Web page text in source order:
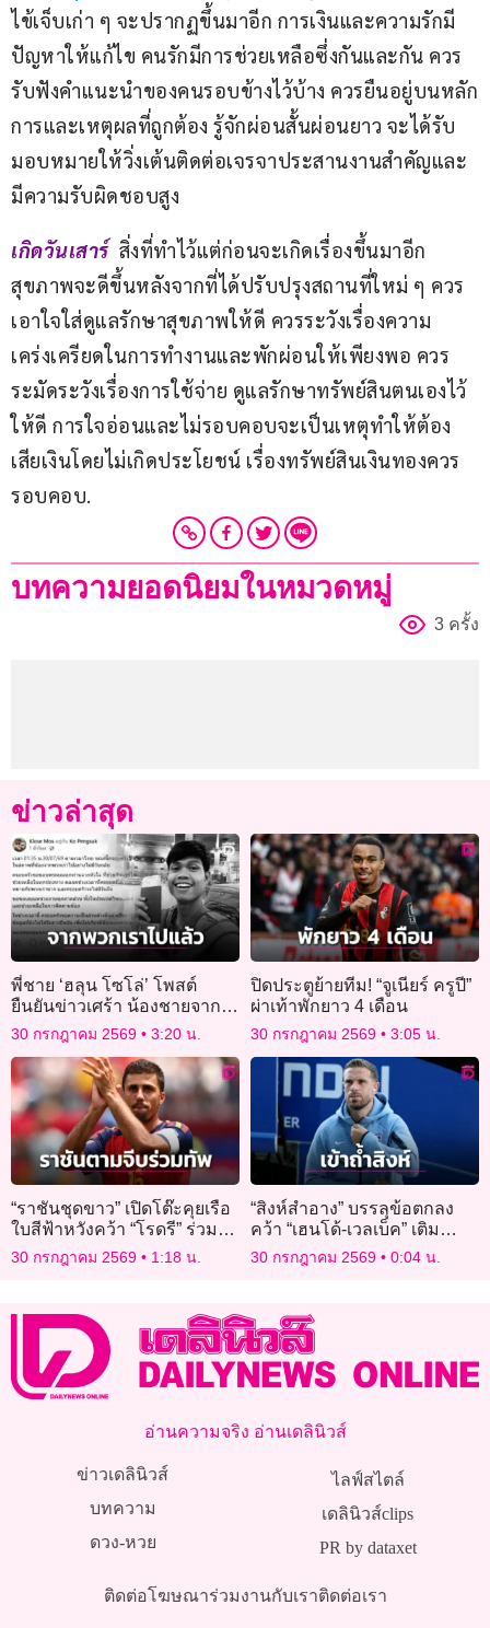
ไข้เจ็บเก่า ๆ จะปรากฏขึ้นมาอีก การเงินและความรักมี
ปัญหาให้แก้ไข คนรักมีการช่วยเหลือซึ่งกันและกัน ควร
รับฟังคำแนะนำของคนรอบข้างไว้บ้าง ควรยืนอยู่บนหลัก
การและเหตุผลที่ถูกต้อง รู้จักผ่อนสั้นผ่อนยาว จะได้รับ
มอบหมายให้วิ่งเต้นติดต่อเจรจาประสานงานสำคัญและ
มีความรับผิดชอบสูง
เกิดวันเสาร์ สิ่งที่ทำไว้แต่ก่อนจะเกิดเรื่องขึ้นมาอีก
สุขภาพจะดีขึ้นหลังจากที่ได้ปรับปรุงสถานที่ใหม่ ๆ ควร
เอาใจใส่ดูแลรักษาสุขภาพให้ดี ควรระวังเรื่องความ
เคร่งเครียดในการทำงานและพักผ่อนให้เพียงพอ ควร
ระมัดระวังเรื่องการใช้จ่าย ดูแลรักษาทรัพย์สินตนเองไว้
ให้ดี การใจอ่อนและไม่รอบคอบจะเป็นเหตุทำให้ต้อง
เสียเงินโดยไม่เกิดประโยชน์ เรื่องทรัพย์สินเงินทองควร
รอบคอบ.
บทความยอดนิยมในหมวดหมู่
3 ครั้ง
ข่าวล่าสุด
พี่ชาย ‘ฮลุน โซโล่’ โพสต์
ยืนยันข่าวเศร้า น้องชายจาก
พวกเราไปอย่างไม่มีวันกลับ
30 กรกฎาคม 2569 3:20 น.
ปิดประตูย้ายทีม! “จูเนียร์ ครูปี”
ผ่าเท้าพักยาว 4 เดือน
30 กรกฎาคม 2569 3:05 น.
“ราชันชุดขาว” เปิดโต๊ะคุยเรือ
ใบสีฟ้าหวังคว้า “โรดรี” ร่วม
ทัพ
30 กรกฎาคม 2569 1:18 น.
“สิงห์สำอาง” บรรลุข้อตกลง
คว้า “เฮนโด้-เวลเบ็ค” เติม
ความเก๋า
30 กรกฎาคม 2569 0:04 น.
อ่านความจริง อ่านเดลินิวส์
ข่าวเดลินิวส์
บทความ
ดวง-หวย
ไลฟ์สไตล์
เดลินิวส์clips
PR by dataxet
ติดต่อโฆษณาร่วมงานกับเราติดต่อเรา